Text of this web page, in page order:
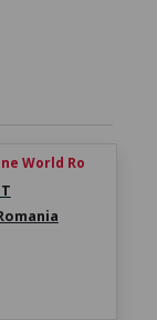
World Ro